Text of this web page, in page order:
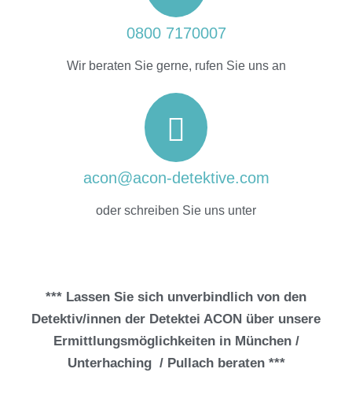
0800 7170007
Wir beraten Sie gerne, rufen Sie uns an
acon@acon-detektive.com
oder schreiben Sie uns unter
*** Lassen Sie sich unverbindlich von den
Detektiv/innen der Detektei ACON über unsere
Ermittlungsmöglichkeiten in München /
Unterhaching / Pullach beraten ***